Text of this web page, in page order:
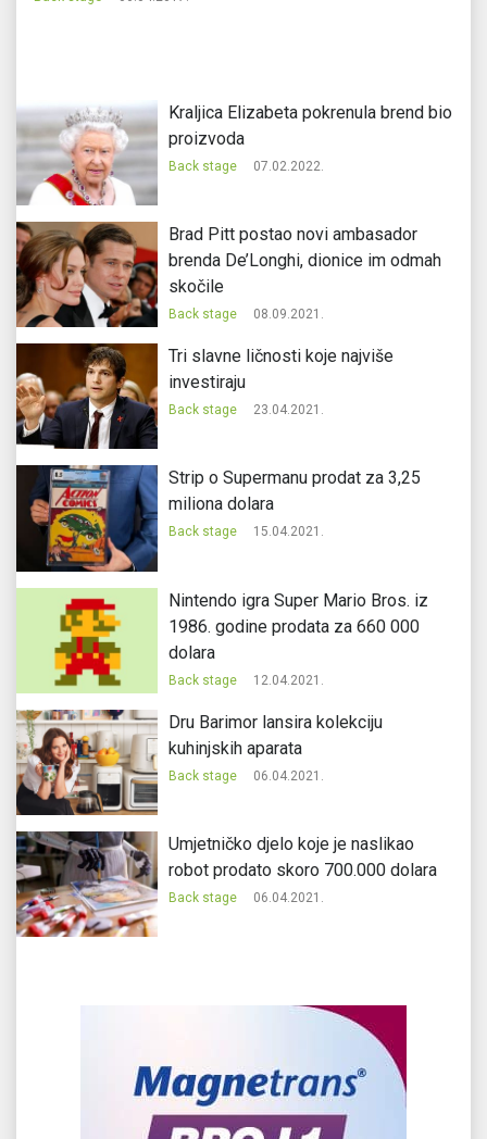
Kraljica Elizabeta pokrenula brend bio
proizvoda
Back stage 07.02.2022.
Brad Pitt postao novi ambasador
brenda De’Longhi, dionice im odmah
skočile
Back stage 08.09.2021.
Tri slavne ličnosti koje najviše
investiraju
Back stage 23.04.2021.
Strip o Supermanu prodat za 3,25
miliona dolara
Back stage 15.04.2021.
Nintendo igra Super Mario Bros. iz
1986. godine prodata za 660 000
dolara
Back stage 12.04.2021.
Dru Barimor lansira kolekciju
kuhinjskih aparata
Back stage 06.04.2021.
Umjetničko djelo koje je naslikao
robot prodato skoro 700.000 dolara
Back stage 06.04.2021.